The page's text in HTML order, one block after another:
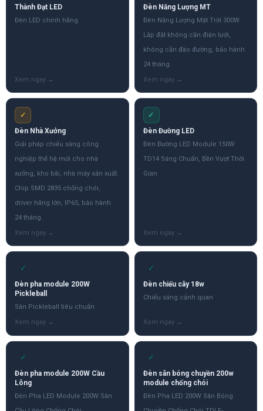
Thành Đạt LED
Đèn LED chính hãng
Đèn Năng Lượng MT
Đèn Năng Lượng Mặt Trời 300W
Lắp đặt không cần điện lưới,
không cần đào đường, bảo hành
24 tháng.
✓
Đèn Nhà Xưởng
Giải pháp chiếu sáng công
nghiệp thế hệ mới cho nhà
xưởng, kho bãi, nhà máy sản xuất.
Chip SMD 2835 chống chói,
driver hãng lớn, IP65, bảo hành
24 tháng.
✓
Đèn Đường LED
Đèn Đường LED Module 150W
TD14 Sáng Chuẩn, Bền Vượt Thời
Gian
✓
Đèn pha module 200W
Pickleball
Sân Pickleball tiêu chuẩn
✓
Đèn chiếu cây 18w
Chiếu sáng cảnh quan
✓
Đèn pha module 200W Cầu
Lông
Đèn Pha LED Module 200W Sân
✓
Đèn sân bóng chuyền 200w
module chống chói
Đèn Pha LED 200W Sân Bóng